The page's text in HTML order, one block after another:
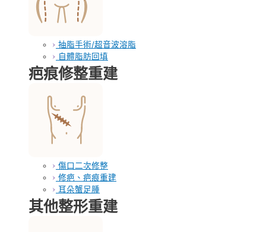
抽脂手術/超音波溶脂
自體脂肪回填
疤痕修整重建
傷口二次修整
修疤、疤痕重建
耳朵蟹足腫
其他整形重建